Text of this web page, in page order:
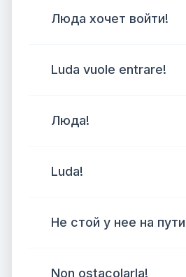
Люда хочет войти!
Luda vuole entrare!
Люда!
Luda!
Не стой у нее на
Non ostacolarla!